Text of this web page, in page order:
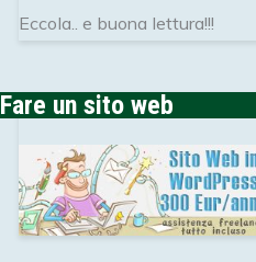
Eccola.. e buona lettura!!!
Fare un sito web